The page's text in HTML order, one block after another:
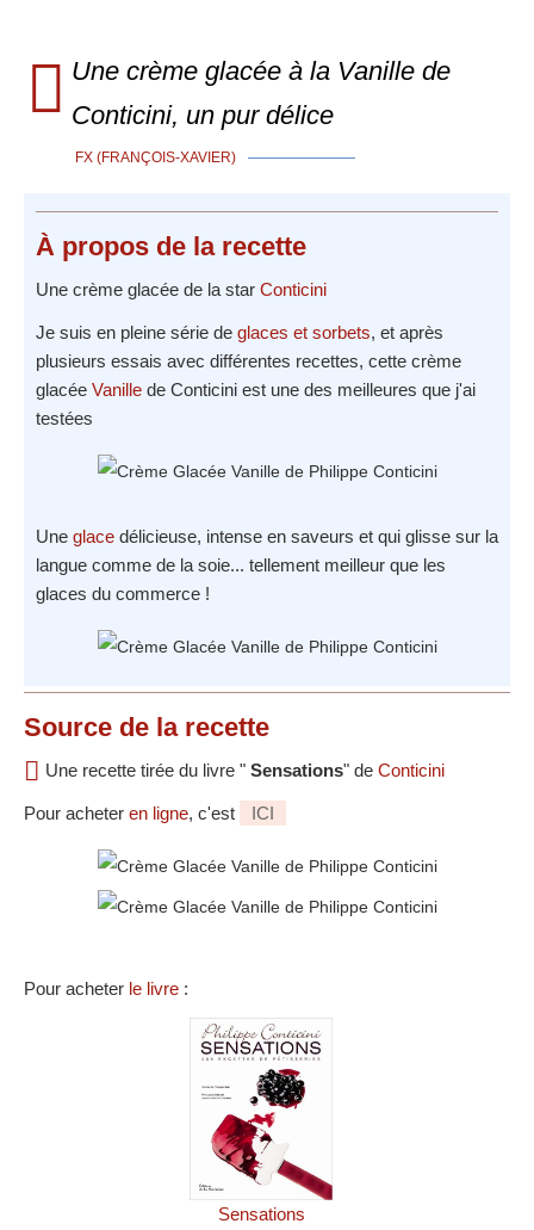
Une crème glacée à la Vanille de
Conticini, un pur délice
FX (FRANÇOIS-XAVIER)
À propos de la recette
Une crème glacée de la star Conticini
Je suis en pleine série de glaces et sorbets, et après
plusieurs essais avec différentes recettes, cette crème
glacée Vanille de Conticini est une des meilleures que j'ai
testées
Une glace délicieuse, intense en saveurs et qui glisse sur la
langue comme de la soie... tellement meilleur que les
glaces du commerce !
Source de la recette
Une recette tirée du livre " Sensations" de Conticini
Pour acheter en ligne, c'est ICI
Pour acheter le livre :
Sensations